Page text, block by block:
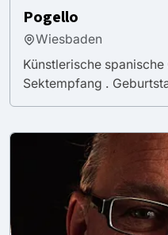
Pogello
Wiesbaden
Künstlerische
Sektempfang .